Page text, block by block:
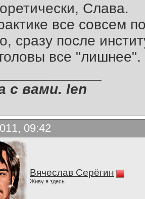
Слава.
все совсем
сразу после
все "лишнее".
с вами. len
09:42
Вячеслав Серёгин
Живу я здесь